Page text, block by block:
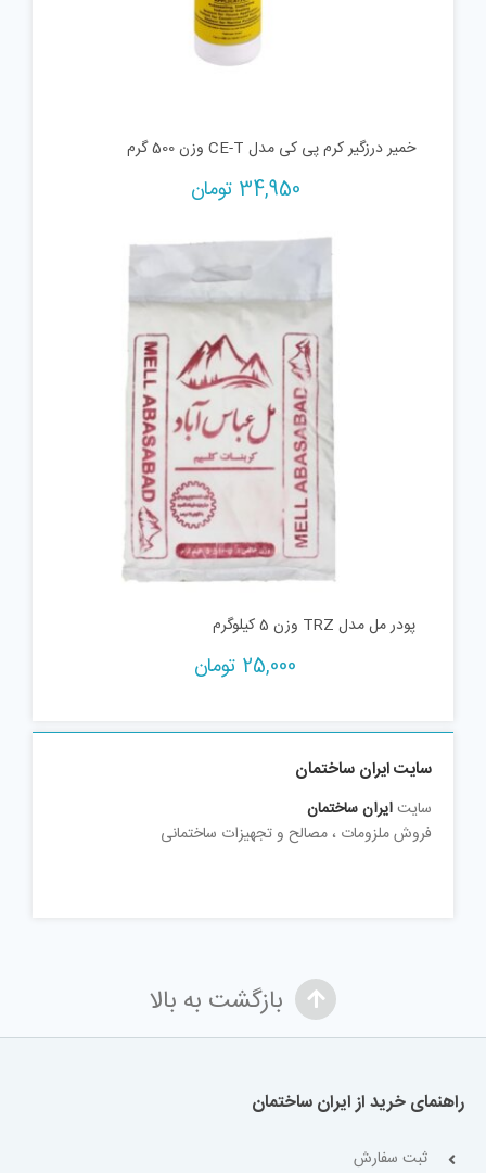
خمیر درزگیر کرم پی کی مدل CE-T وزن 500 گرم
34,950 تومان
پودر مل مدل TRZ وزن 5 کیلوگرم
25,000 تومان
سایت ایران ساختمان
سایتایران ساختمان
فروش ملزومات ، مصالح و تجهیزات ساختمانی
بازگشت به بالا
راهنمای خرید از ایران ساختمان
ثبت سفارش